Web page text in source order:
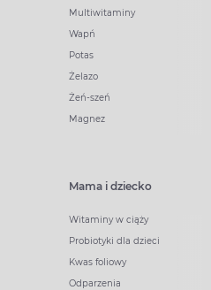
Multiwitaminy
Wapń
Potas
Żelazo
Żeń-szeń
Magnez
Mama i dziecko
Witaminy w ciąży
Probiotyki dla dzieci
Kwas foliowy
Odparzenia